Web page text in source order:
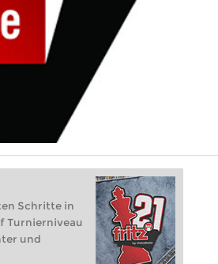
Schritte in
Turnierniveau
und